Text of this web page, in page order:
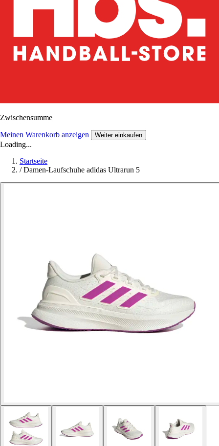
Zwischensumme
Meinen Warenkorb anzeigen Weiter einkaufen
Loading...
Startseite
/ Damen-Laufschuhe adidas Ultrarun 5